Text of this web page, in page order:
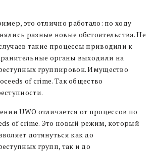
это отлично работало: по ходу
разные новые обстоятельства. Не
такие процессы приводили к
органы выходили на
группировок. Имущество
of crime. Так общество
UWO отличается от процессов по
of crime. Это новый режим, который
дотянуться как до
групп, так и до